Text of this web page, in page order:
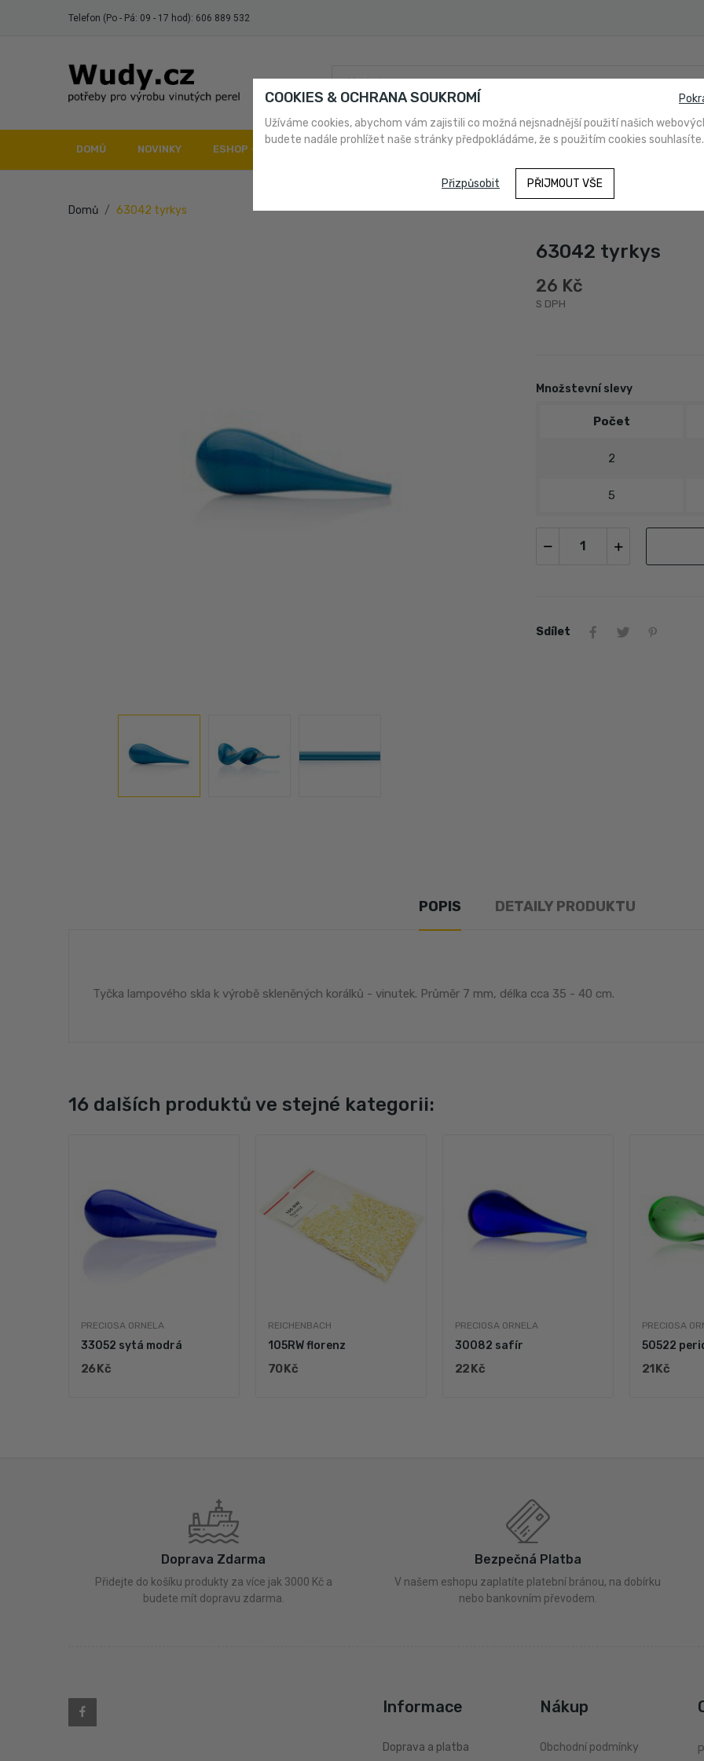
Telefon (Po - Pá: 09 - 17 hod): 606 889 532
DOMŮ NOVINKY ESHOP DOPRAVA A PLATBA O NÁS NAKUPUJETE POPRVÉ?
Domů 63042 tyrkys
63042 tyrkys
26 Kč
S DPH
Množstevní slevy
Počet
2
5
Sdílet
POPIS DETAILY PRODUKTU
Tyčka lampového skla k výrobě skleněných korálků - vinutek. Průměr 7 mm, délka cca 35 - 40 cm.
16 dalších produktů ve stejné kategorii:
PRECIOSA ORNELA
33052 sytá modrá
26 Kč
REICHENBACH
105RW florenz
70 Kč
PRECIOSA ORNELA
30082 safír
22 Kč
PRECIOSA
50522
21 Kč
Doprava Zdarma
Přidejte do košíku produkty za více jak 3000 Kč a
budete mít dopravu zdarma.
Bezpečná Platba
V našem eshopu zaplatíte platební bránou, na dobírku
nebo bankovním převodem.
Informace
Doprava a platba
Nákup
Obchodní podmínky
COOKIES & OCHRANA SOUKROMÍ
Užíváme cookies, abychom vám zajistili co možná nejsnadnější použití našich
budete nadále prohlížet naše stránky předpokládáme, že s použitím cookies souhlasíte.
Přizpůsobit PŘIJMOUT VŠE